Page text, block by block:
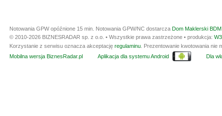
Notowania GPW opóźnione 15 min. Notowania GPW/NC dostarcza Dom Maklerski
© 2010-2026 BIZNESRADAR sp. z o.o. • Wszystkie prawa zastrzeżone • produkcja:
Korzystanie z serwisu oznacza akceptację regulaminu. Prezentowanie kwotowania nie
Mobilna wersja BiznesRadar.pl
Aplikacja dla systemu Android Dla